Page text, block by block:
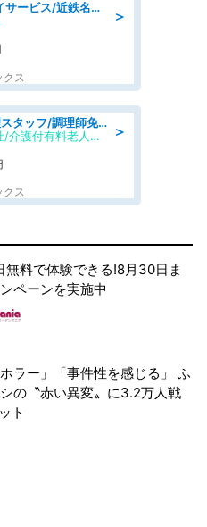
＞
介護職・ヘルパー/デイサービス/近鉄名古屋線 高田本山/津市/三重県
クス
＞
「残業ほぼなし」調理スタッフ/調理師免許必須/正職員/日勤のみ/介護付き有料老人ホーム/社会保障完備
群馬郵便逓送 株式会社/介護付有料老人ホーム ふる里
クス
無料で体験できる!8月30日ま
ペーンを実施中
ホラー」「事件性を感じる」 ふ
の〝赤い異変〟に3.2万人戦
ト